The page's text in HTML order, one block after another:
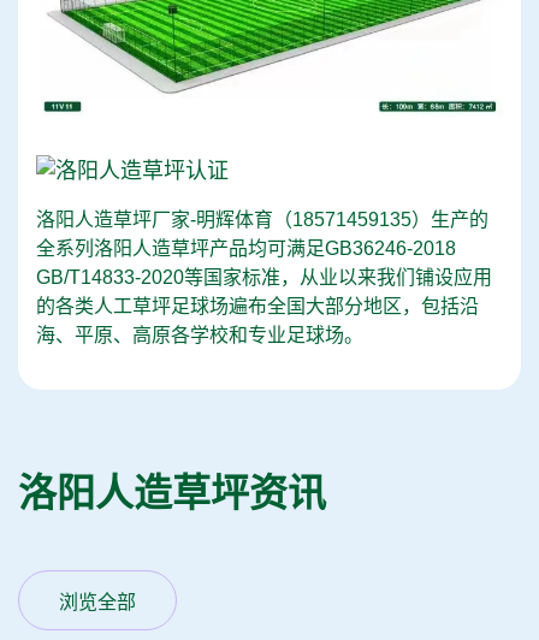
洛阳人造草坪厂家-明辉体育（18571459135）生产的
全系列洛阳人造草坪产品均可满足GB36246-2018
GB/T14833-2020等国家标准，从业以来我们铺设应用
的各类人工草坪足球场遍布全国大部分地区，包括沿
海、平原、高原各学校和专业足球场。
洛阳人造草坪资讯
浏览全部